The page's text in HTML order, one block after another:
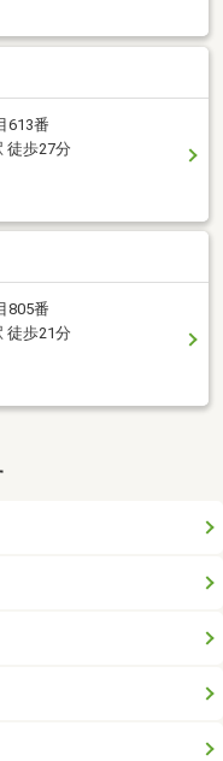
613番
徒歩27分
805番
徒歩21分